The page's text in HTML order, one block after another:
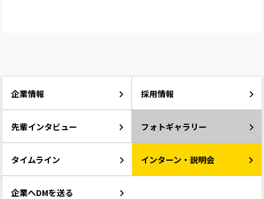
企業情報 採用情報
先輩インタビュー フォトギャラリー
タイムライン インターン・説明会
企業へDMを送る